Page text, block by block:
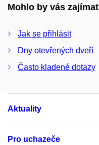
Mohlo by vás zajímat
Jak se přihlásit
Dny otevřených dveří
Často kladené dotazy
Aktuality
Pro uchazeče